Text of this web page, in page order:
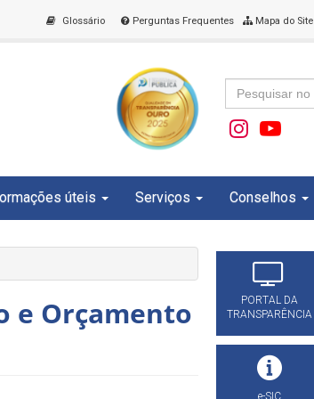
Glossário Perguntas Frequentes Mapa do Site
úteis Serviços Conselhos
e Orçamento
PORTAL DA
TRANSPARÊNCIA
e-SIC